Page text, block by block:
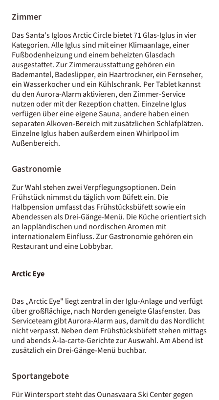
Zimmer
Das Santa's Igloos Arctic Circle bietet 71 Glas-Iglus in vier
Kategorien. Alle Iglus sind mit einer Klimaanlage, einer
Fußbodenheizung und einem beheizten Glasdach
ausgestattet. Zur Zimmerausstattung gehören ein
Bademantel, Badeslipper, ein Haartrockner, ein Fernseher,
ein Wasserkocher und ein Kühlschrank. Per Tablet kannst
du den Aurora-Alarm aktivieren, den Zimmer-Service
nutzen oder mit der Rezeption chatten. Einzelne Iglus
verfügen über eine eigene Sauna, andere haben einen
separaten Alkoven-Bereich mit zusätzlichen Schlafplätzen.
Einzelne Iglus haben außerdem einen Whirlpool im
Außenbereich.
Gastronomie
Zur Wahl stehen zwei Verpflegungsoptionen. Dein
Frühstück nimmst du täglich vom Büfett ein. Die
Halbpension umfasst das Frühstücksbüfett sowie ein
Abendessen als Drei-Gänge-Menü. Die Küche orientiert sich
an lappländischen und nordischen Aromen mit
internationalem Einfluss. Zur Gastronomie gehören ein
Restaurant und eine Lobbybar.
Arctic Eye
Das „Arctic Eye" liegt zentral in der Iglu-Anlage und verfügt
über großflächige, nach Norden geneigte Glasfenster. Das
Serviceteam gibt Aurora-Alarm aus, damit du das Nordlicht
nicht verpasst. Neben dem Frühstücksbüfett stehen mittags
und abends À-la-carte-Gerichte zur Auswahl. Am Abend ist
zusätzlich ein Drei-Gänge-Menü buchbar.
Sportangebote
Für Wintersport steht das Ounasvaara Ski Center gegen